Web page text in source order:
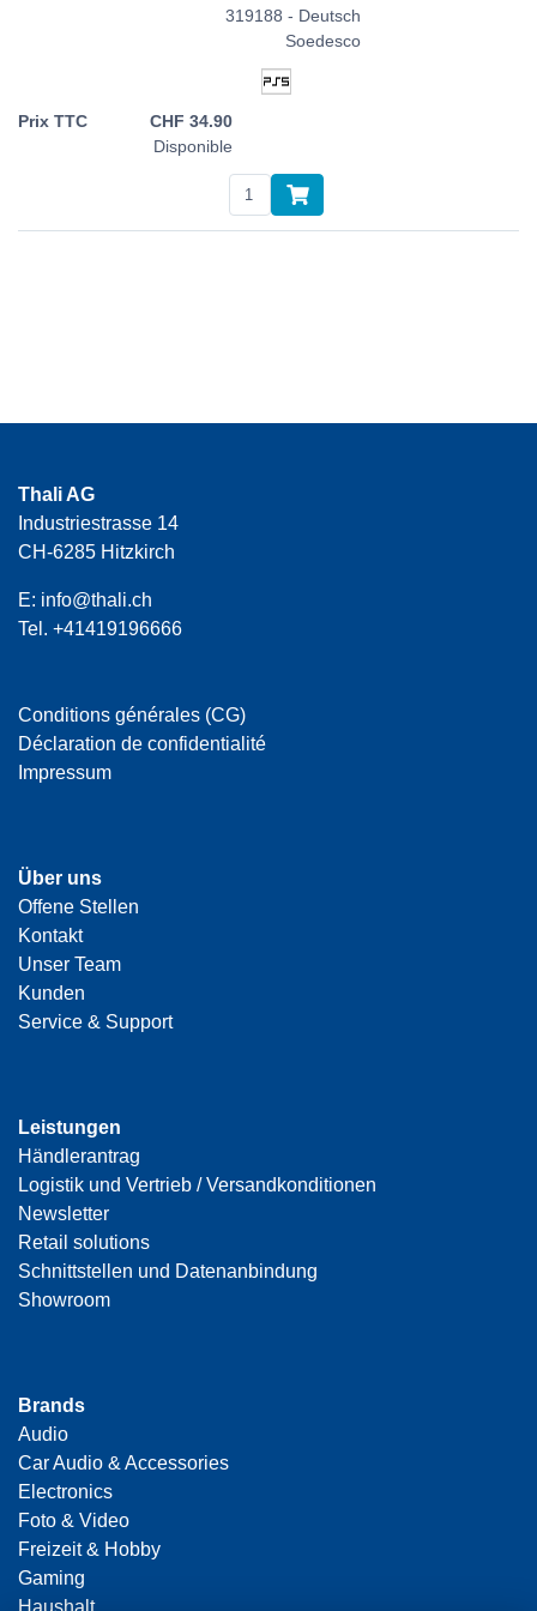
319188 - Deutsch
Soedesco
CHF 34.90
Disponible
Thali AG
Industriestrasse 14
CH-6285 Hitzkirch
E: info@thali.ch
Tel. +41419196666
Conditions générales (CG)
Déclaration de confidentialité
Impressum
Über uns
Offene Stellen
Kontakt
Unser Team
Kunden
Service & Support
Leistungen
Händlerantrag
Logistik und Vertrieb / Versandkonditionen
Newsletter
Retail solutions
Schnittstellen und Datenanbindung
Showroom
Brands
Audio
Car Audio & Accessories
Electronics
Foto & Video
Freizeit & Hobby
Gaming
Haushalt